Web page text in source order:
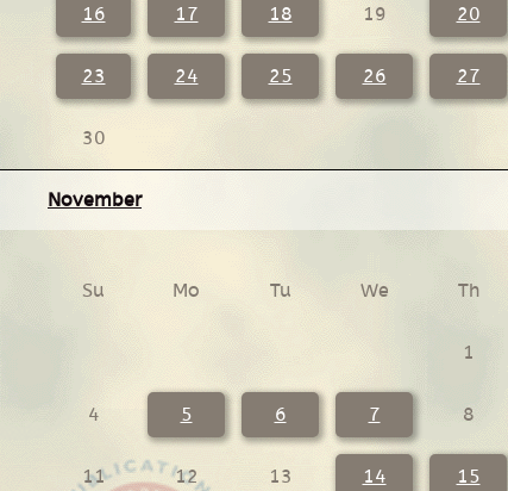
16 17 18 19 20
23 24 25 26 27
30
November
Su Mo Tu We Th
1
4 5 6 7 8
11 12 13 14 15